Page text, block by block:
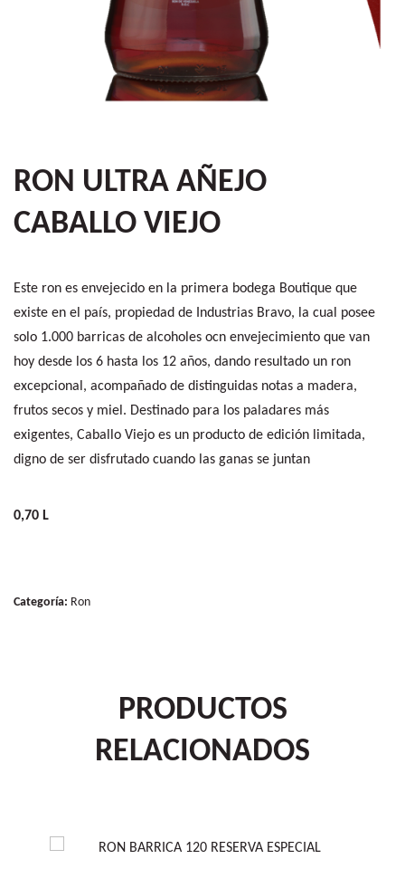
RON ULTRA AÑEJO
CABALLO VIEJO
Este ron es envejecido en la primera bodega Boutique que
existe en el país, propiedad de Industrias Bravo, la cual posee
solo 1.000 barricas de alcoholes ocn envejecimiento que van
hoy desde los 6 hasta los 12 años, dando resultado un ron
excepcional, acompañado de distinguidas notas a madera,
frutos secos y miel. Destinado para los paladares más
exigentes, Caballo Viejo es un producto de edición limitada,
digno de ser disfrutado cuando las ganas se juntan
0,70 L
Categoría: Ron
PRODUCTOS
RELACIONADOS